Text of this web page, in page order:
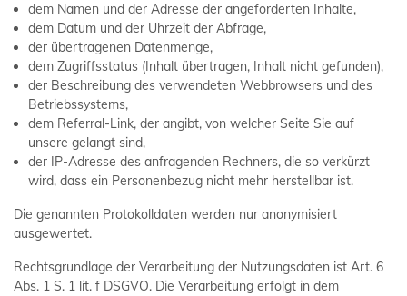
dem Namen und der Adresse der angeforderten Inhalte,
dem Datum und der Uhrzeit der Abfrage,
der übertragenen Datenmenge,
dem Zugriffsstatus (Inhalt übertragen, Inhalt nicht gefunden),
der Beschreibung des verwendeten Webbrowsers und des
Betriebssystems,
dem Referral-Link, der angibt, von welcher Seite Sie auf
unsere gelangt sind,
der IP-Adresse des anfragenden Rechners, die so verkürzt
wird, dass ein Personenbezug nicht mehr herstellbar ist.
Die genannten Protokolldaten werden nur anonymisiert
ausgewertet.
Rechtsgrundlage der Verarbeitung der Nutzungsdaten ist Art. 6
Abs. 1 S. 1 lit. f DSGVO. Die Verarbeitung erfolgt in dem